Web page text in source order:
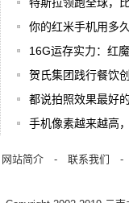
你的红米手机用多久
16G运存实力：红
贺氏集团践行餐饮
都说拍照效果最好
手机像素越来越高
网站简介- 联系我们 -